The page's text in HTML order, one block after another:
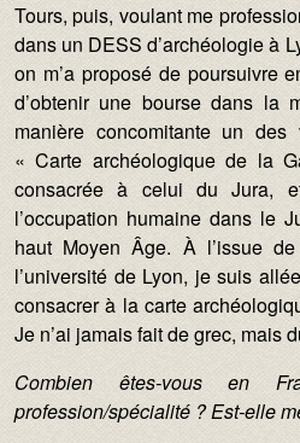
Tours, puis, voulant me
dans un DESS d’archéologie à
on m’a proposé de poursuivre
d’obtenir une bourse dans la
manière concomitante un
« Carte archéologique de la
consacrée à celui du Jura,
l’occupation humaine dans le
haut Moyen Âge. À l’issue
l’université de Lyon, je suis
consacrer à la carte
Je n’ai jamais fait de grec, mais
Combien êtes-vous en
profession/spécialité ? Est-elle